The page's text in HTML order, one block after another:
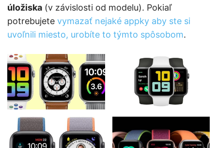
úložiska (v závislosti od modelu). Pokiaľ
potrebujete vymazať nejaké appky aby ste si
uvoľnili miesto, urobíte to týmto spôsobom.